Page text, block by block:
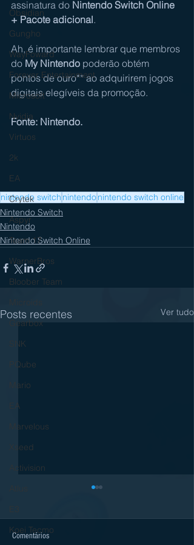
Obsidian
Gungho
WayFoward
Forever Entertainment
Microsoft
Nvidia
Virtuos
2k
EA
Crytek
Aspyr
Team 17
WarnerBros
Bloober Team
Microids
Gearbox
SNK
PQube
Mario
EA
Marvelous
Xseed
Activision
Koei Tecmo
assinatura do Nintendo Switch Online
+ Pacote adicional.
Ah, é importante lembrar que membros
do My Nintendo poderão obtém
pontos de ouro** ao adquirirem jogos
digitais elegíveis da promoção.
Fonte: Nintendo.
nintendo switch nintendonintendo switch online
Nintendo Switch
Nintendo
Nintendo Switch Online
Posts recentes Ver tudo
Comentários